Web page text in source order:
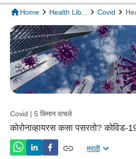
Home Health Lib Covid
Covid | 5 किमान वाचले
कोरोनाव्हायरस कसा पसरतो? कोविड-
मराठी